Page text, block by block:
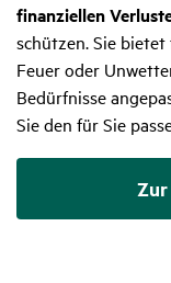
finanziellen
schützen. Sie
Feuer oder
Bedürfnisse
Sie den für Sie